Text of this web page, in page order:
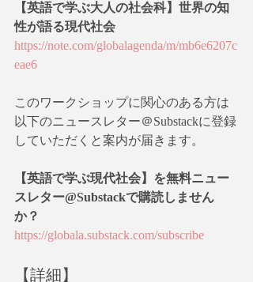
【英語で学ぶ大人の社会科】世界の知
性が語る現代社会
https://note.com/globalagenda/m/mb6e6207c
eae6
このワークショップに関心のある方は
以下のニュースレター＠Substackに登録
していただくと案内が届きます。
【英語で学ぶ現代社会】を無料ニュー
スレター@Substackで購読しません
か？
https://globala.substack.com/subscribe
【詳細】